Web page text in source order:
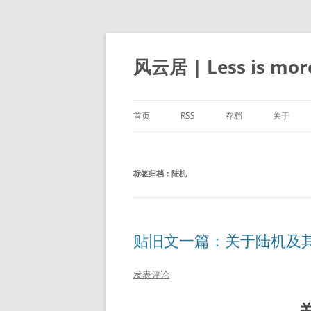
跳
正
文
风云居 | Less is
首页 RSS 存档 关于
标签归档： 陆机
贴旧文一篇：关于陆机及
发表评论